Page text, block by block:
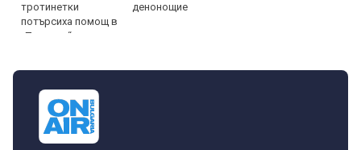
денонощие